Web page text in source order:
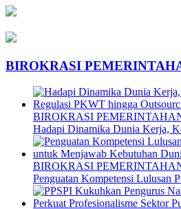
BIROKRASI
BIROKRASI
Hadapi Dinamika Dunia Kerja,
BIROKRASI
Penguatan Kompetensi Lulusan